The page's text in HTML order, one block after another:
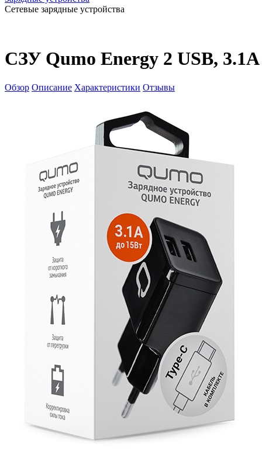
Сетевые зарядные устройства
СЗУ Qumo Energy 2 USB,
Обзор Описание Характеристики Отзывы